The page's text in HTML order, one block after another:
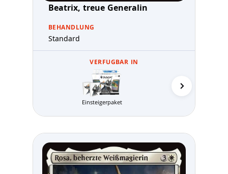
Beatrix, treue Generalin
BEHANDLUNG
Standard
VERFUGBAR IN
Einsteigerpaket